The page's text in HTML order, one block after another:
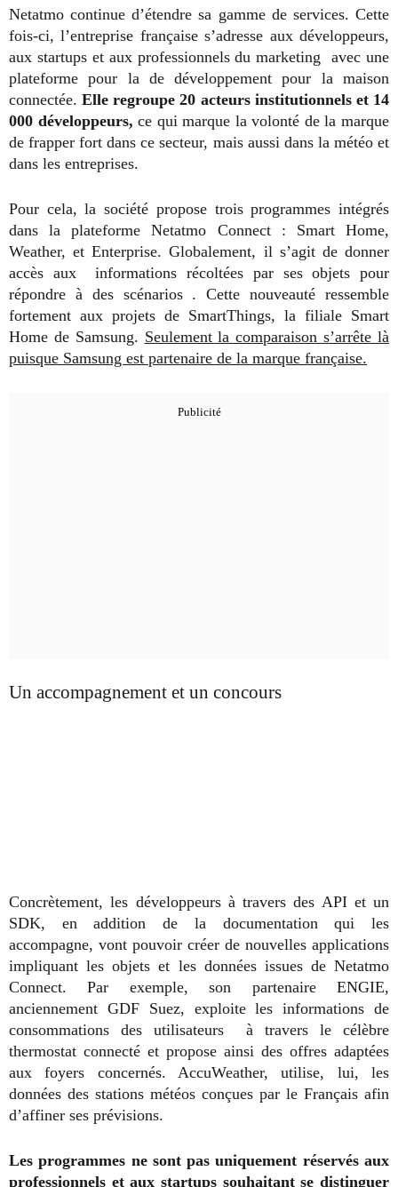
Netatmo continue d’étendre sa gamme de services. Cette
fois-ci, l’entreprise française s’adresse aux développeurs,
aux startups et aux professionnels du marketing avec une
plateforme pour la de développement pour la maison
connectée. Elle regroupe 20 acteurs institutionnels et 14
000 développeurs, ce qui marque la volonté de la marque
de frapper fort dans ce secteur, mais aussi dans la météo et
dans les entreprises.
Pour cela, la société propose trois programmes intégrés
dans la plateforme Netatmo Connect : Smart Home,
Weather, et Enterprise. Globalement, il s’agit de donner
accès aux informations récoltées par ses objets pour
répondre à des scénarios . Cette nouveauté ressemble
fortement aux projets de SmartThings, la filiale Smart
Home de Samsung. Seulement la comparaison s’arrête là
puisque Samsung est partenaire de la marque française.
Un accompagnement et un concours
Concrètement, les développeurs à travers des API et un
SDK, en addition de la documentation qui les
accompagne, vont pouvoir créer de nouvelles applications
impliquant les objets et les données issues de Netatmo
Connect. Par exemple, son partenaire ENGIE,
anciennement GDF Suez, exploite les informations de
consommations des utilisateurs à travers le célèbre
thermostat connecté et propose ainsi des offres adaptées
aux foyers concernés. AccuWeather, utilise, lui, les
données des stations météos conçues par le Français afin
d’affiner ses prévisions.
Les programmes ne sont pas uniquement réservés aux
professionnels et aux startups souhaitant se distinguer